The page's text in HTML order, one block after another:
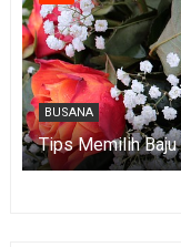
BUSANA
Tips Memilih